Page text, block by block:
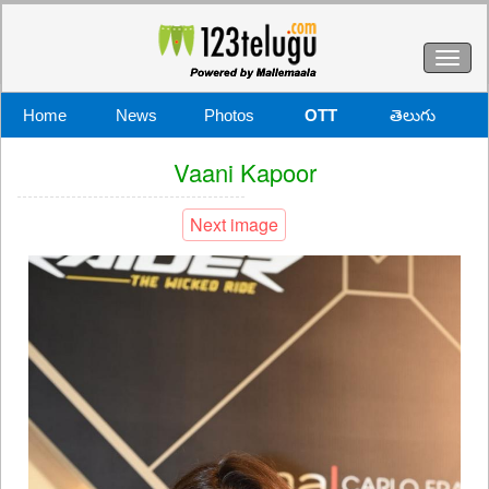
Home News Photos OTT తెలుగు
Vaani Kapoor
Next image